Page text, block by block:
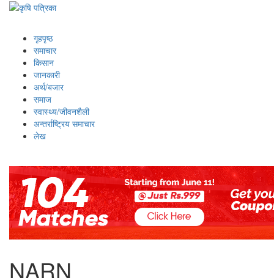
गृहपृष्ठ
समाचार
किसान
जानकारी
अर्थ/बजार
समाज
स्वास्थ्य/जीवनशैली
अन्तर्राष्ट्रिय समाचार
लेख
NARN